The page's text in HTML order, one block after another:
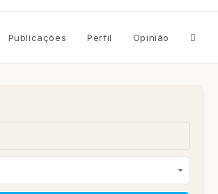
Publicações Perfil Opinião